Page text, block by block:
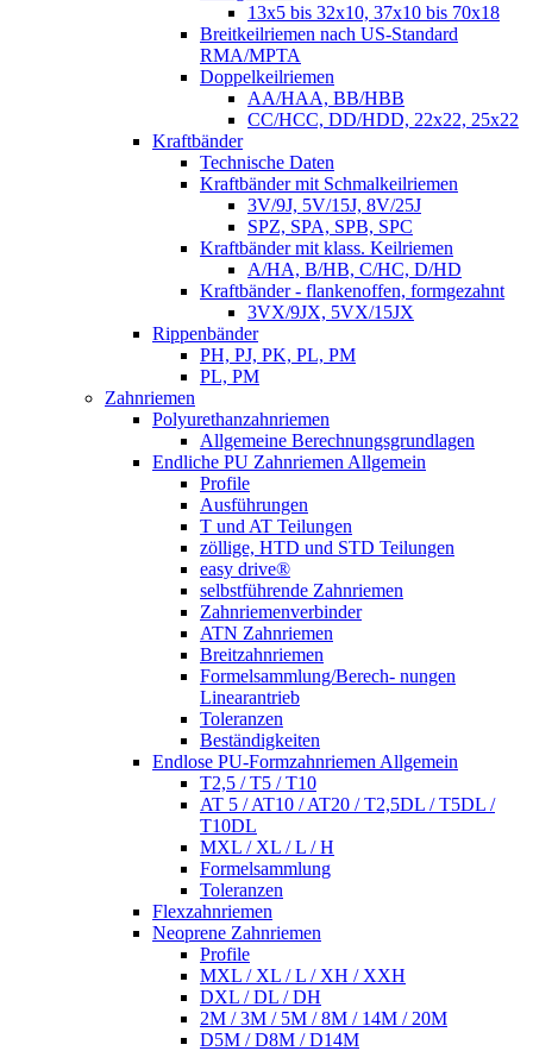
13x5 bis 32x10, 37x10 bis 70x18
Breitkeilriemen nach US-Standard
RMA/MPTA
Doppelkeilriemen
AA/HAA, BB/HBB
CC/HCC, DD/HDD, 22x22, 25x22
Kraftbänder
Technische Daten
Kraftbänder mit Schmalkeilriemen
3V/9J, 5V/15J, 8V/25J
SPZ, SPA, SPB, SPC
Kraftbänder mit klass. Keilriemen
A/HA, B/HB, C/HC, D/HD
Kraftbänder - flankenoffen, formgezahnt
3VX/9JX, 5VX/15JX
Rippenbänder
PH, PJ, PK, PL, PM
PL, PM
Zahnriemen
Polyurethanzahnriemen
Allgemeine Berechnungsgrundlagen
Endliche PU Zahnriemen Allgemein
Profile
Ausführungen
T und AT Teilungen
zöllige, HTD und STD Teilungen
easy drive®
selbstführende Zahnriemen
Zahnriemenverbinder
ATN Zahnriemen
Breitzahnriemen
Formelsammlung/Berech- nungen
Linearantrieb
Toleranzen
Beständigkeiten
Endlose PU-Formzahnriemen Allgemein
T2,5 / T5 / T10
AT 5 / AT10 / AT20 / T2,5DL / T5DL /
T10DL
MXL / XL / L / H
Formelsammlung
Toleranzen
Flexzahnriemen
Neoprene Zahnriemen
Profile
MXL / XL / L / XH / XXH
DXL / DL / DH
2M / 3M / 5M / 8M / 14M / 20M
D5M / D8M / D14M